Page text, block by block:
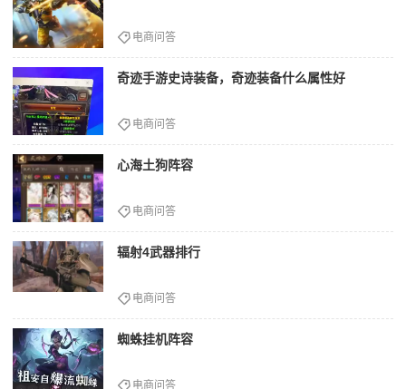
电商问答
奇迹手游史诗装备，奇迹装备什么属性好
电商问答
心海土狗阵容
电商问答
辐射4武器排行
电商问答
蜘蛛挂机阵容
电商问答